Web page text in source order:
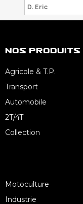
D. Eric
Nos Produits
Agricole & T.P.
Transport
Automobile
2T/4T
Collection
Motoculture
Industrie